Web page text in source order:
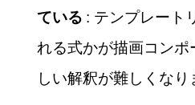
ている : テンプレート
れる式かが描画コンポ
しい解釈が難しくなり